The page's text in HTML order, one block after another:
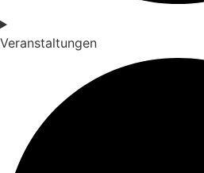
Veranstaltungen